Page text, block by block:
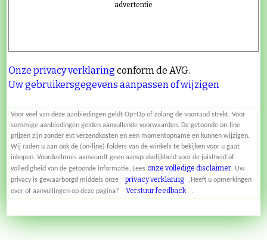
advertentie
Onze privacy verklaring conform de AVG.
Uw gebruikersgegevens aanpassen of wijzigen
Voor veel van deze aanbiedingen geldt Op=Op of zolang de voorraad strekt. Voor
sommige aanbiedingen gelden aanvullende voorwaarden. De getoonde on-line
prijzen zijn zonder evt verzendkosten en een momentopname en kunnen wijzigen.
Wij raden u aan ook de (on-line) folders van de winkels te bekijken voor u gaat
inkopen. Voordeelmuis aanvaardt geen aansprakelijkheid voor de juistheid of
volledigheid van de getoonde informatie. Lees onze volledige disclaimer. Uw
privacy is gewaarborgd middels onze
privacy verklaring
.Heeft u opmerkingen
over of aanvullingen op deze pagina?
Verstuur feedback .